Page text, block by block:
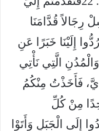
رِجَالاً قُدَّامَنَا
إِلَيْنَا خَبَرًا عَنِ
الَّتِي نَأْتِي
لَدَيَّ، فَأَخَذْتُ مِنْكُمُ
مِنْ كُلِّ
إِلَى الْجَبَلِ وَأَتَوْا